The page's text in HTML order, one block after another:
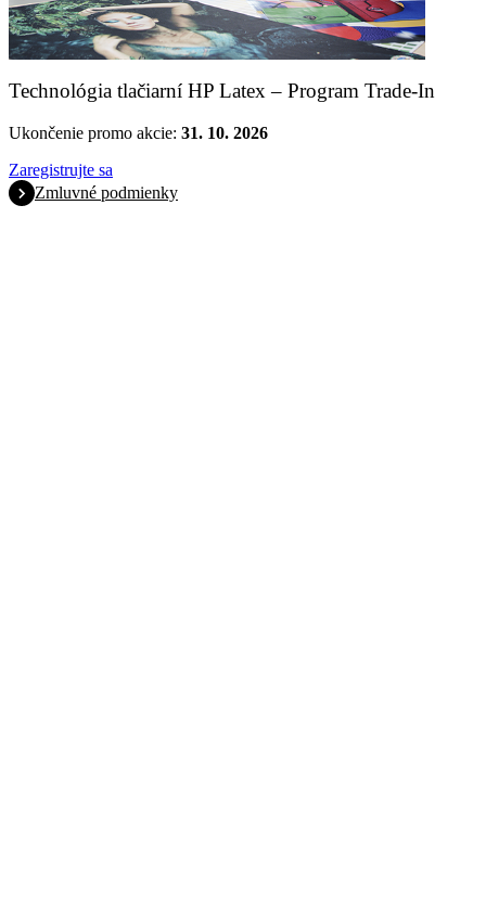
Technológia tlačiarní HP Latex – Program Trade-In
Ukončenie promo akcie: 31. 10. 2026
Zaregistrujte sa
Zmluvné podmienky